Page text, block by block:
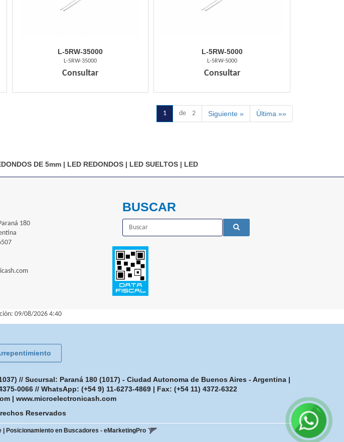
L-5RW-35000
L-5RW-35000
Consultar
L-5RW-5000
L-5RW-5000
Consultar
1 de 2 Siguiente » Última »»
DE 5mm| LED REDONDOS| LED SUELTOS| LED
180
BUSCAR
09/08/2026 4:40
// Sucursal: Paraná 180 (1017) - Ciudad Autonoma de Buenos Aires - Argentina |
0066 // WhatsApp: (+54 9) 11-6273-4869| Fax: (+54 11) 4372-6322
| www.microelectronicash.com
Reservados
| Posicionamiento en Buscadores - eMarketingPro